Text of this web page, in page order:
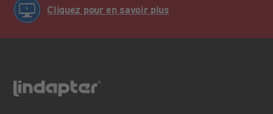
Cliquez pour en savoir plus